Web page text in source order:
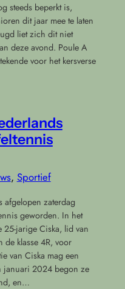
steeds beperkt is,
dit jaar mee te laten
liet zich dit niet
deze avond. Poule A
voor het kersverse
, Sportief
afgelopen zaterdag
geworden. In het
25-jarige Ciska, lid van
de klasse 4R, voor
van Ciska mag een
januari 2024 begon ze
en…